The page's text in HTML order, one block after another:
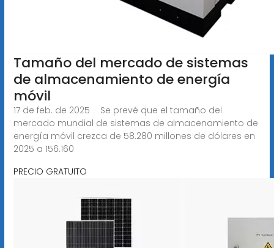
Tamaño del mercado de sistemas
de almacenamiento de energía
móvil
17 de feb. de 2025 · Se prevé que el tamaño del
mercado mundial de sistemas de almacenamiento de
energía móvil crezca de 58.280 millones de dólares en
2025 a 156.160
PRECIO GRATUITO